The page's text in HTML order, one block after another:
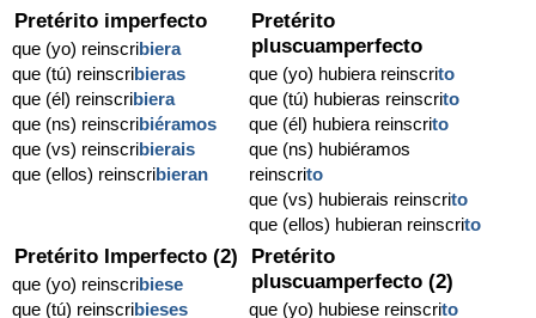
Pretérito imperfecto
que (yo) reinscribiera
que (tú) reinscribieras
que (él) reinscribiera
que (ns) reinscribiéramos
que (vs) reinscribierais
que (ellos) reinscribieran
Pretérito
pluscuamperfecto
que (yo) hubiera reinscrito
que (tú) hubieras reinscrito
que (él) hubiera reinscrito
que (ns) hubiéramos
reinscrito
que (vs) hubierais reinscrito
que (ellos) hubieran reinscrito
Pretérito Imperfecto (2)
que (yo) reinscribiese
que (tú) reinscribieses
Pretérito
pluscuamperfecto (2)
que (yo) hubiese reinscrito